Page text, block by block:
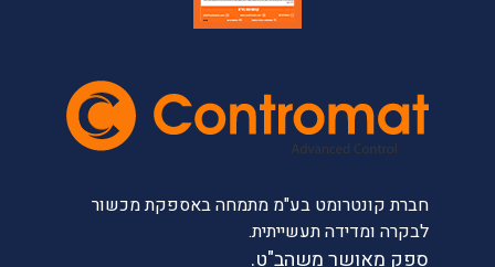
חברת קונטרומט בע"מ מתמחה באספקת מכשור
לבקרה ומדידה תעשייתית.
ספק מאושר משהב"ט.